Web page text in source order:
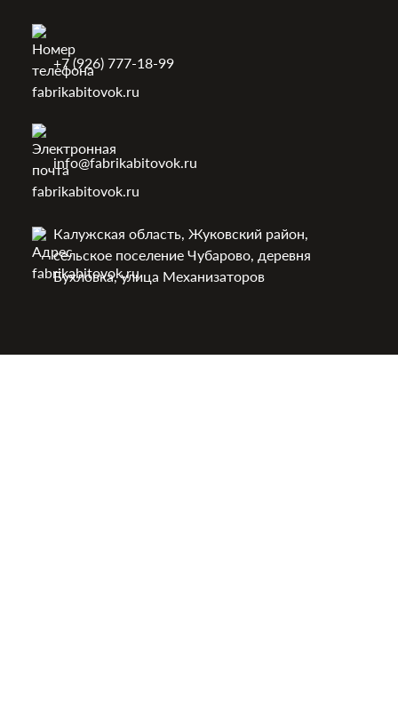
+7 (926) 777-18-99
info@fabrikabitovok.ru
Калужская область, Жуковский район,
сельское поселение Чубарово, деревня
Бухловка, улица Механизаторов